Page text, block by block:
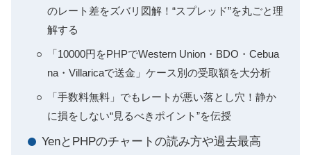
のレート差をズバリ図解！“スプレッド”を丸ごと理
解する
「10000円をPHPでWestern Union・BDO・Cebua
na・Villaricaで送金」ケース別の受取額を大分析
「手数料無料」でもレートが悪い落とし穴！静か
に損をしない“見るべきポイント”を伝授
YenとPHPのチャートの読み方や過去最高